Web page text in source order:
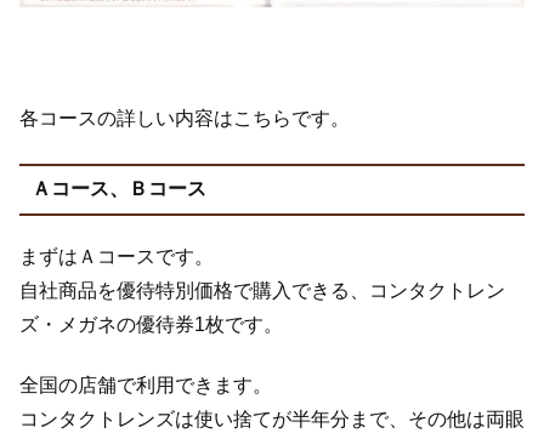
各コースの詳しい内容はこちらです。
Ａコース、Ｂコース
まずはＡコースです。
自社商品を優待特別価格で購入できる、コンタクトレン
ズ・メガネの優待券1枚です。
全国の店舗で利用できます。
コンタクトレンズは使い捨てが半年分まで、その他は両眼